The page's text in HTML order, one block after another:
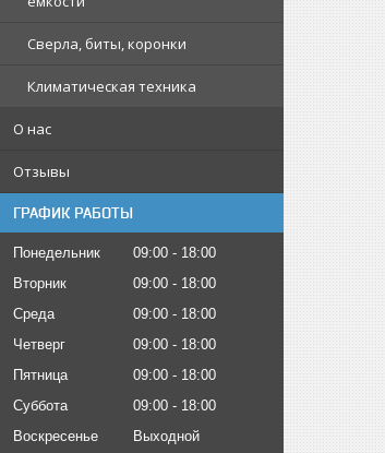
Сверла, биты, коронки
Климатическая техника
О нас
Отзывы
ГРАФИК РАБОТЫ
Понедельник 09:00
18:00
Вторник
09:00
18:00
Среда
09:00
18:00
Четверг
09:00
18:00
Пятница
09:00
18:00
Суббота
09:00
18:00
Воскресенье
Выходной